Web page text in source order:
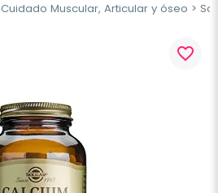
Cuidado Muscular, Articular y óseo
favorite_border